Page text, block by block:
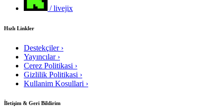
/ livejix
Hızlı Linkler
Destekçiler ›
Yayıncılar ›
Cerez Politikasi ›
Gizlilik Politikasi ›
Kullanim Kosullari ›
İletişim & Geri Bildirim